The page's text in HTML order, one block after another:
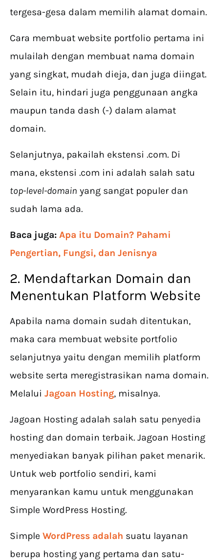
tergesa-gesa dalam memilih alamat domain.
Cara membuat website portfolio pertama ini
mulailah dengan membuat nama domain
yang singkat, mudah dieja, dan juga diingat.
Selain itu, hindari juga penggunaan angka
maupun tanda dash (-) dalam alamat
domain.
Selanjutnya, pakailah ekstensi .com. Di
mana, ekstensi .com ini adalah salah satu
top-level-domain yang sangat populer dan
sudah lama ada.
Baca juga: Apa itu Domain? Pahami
Pengertian, Fungsi, dan Jenisnya
2. Mendaftarkan Domain dan
Menentukan Platform Website
Apabila nama domain sudah ditentukan,
maka cara membuat website portfolio
selanjutnya yaitu dengan memilih platform
website serta meregistrasikan nama domain.
Melalui Jagoan Hosting, misalnya.
Jagoan Hosting adalah salah satu penyedia
hosting dan domain terbaik. Jagoan Hosting
menyediakan banyak pilihan paket menarik.
Untuk web portfolio sendiri, kami
menyarankan kamu untuk menggunakan
Simple WordPress Hosting.
Simple WordPress adalah suatu layanan
berupa hosting yang pertama dan satu-